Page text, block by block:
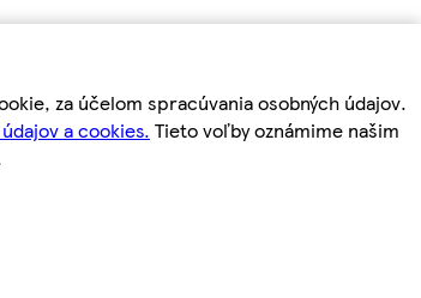
za účelom spracúvania osobných údajov.
a cookies. Tieto voľby oznámime našim